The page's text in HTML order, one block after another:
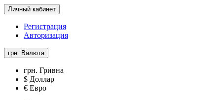
Личный кабинет
Регистрация
Авторизация
грн. Валюта
грн. Гривна
$ Доллар
€ Евро